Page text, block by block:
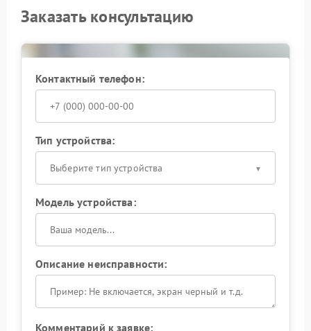
Заказать консультацию
Контактный телефон:
Тип устройства:
Выберите тип устройства
Модель устройства:
Описание неисправности:
Комментарий к заявке: